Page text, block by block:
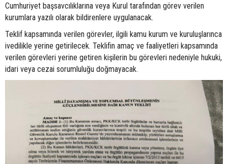
Cumhuriyet başsavcılıklarına veya Kurul tarafından görev verilen
kurumlara yazılı olarak bildirenlere uygulanacak.
Teklif kapsamında verilen görevler, ilgili kamu kurum ve kuruluşlarınca
ivedilikle yerine getirilecek. Teklifin amaç ve faaliyetleri kapsamında
verilen görevleri yerine getiren kişilerin bu görevleri nedeniyle hukuki,
idari veya cezai sorumluluğu doğmayacak.